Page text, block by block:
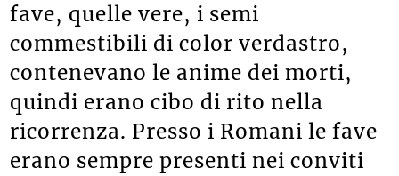
fave, quelle vere, i semi
commestibili di color verdastro,
contenevano le anime dei morti,
quindi erano cibo di rito nella
ricorrenza. Presso i Romani le fave
erano sempre presenti nei conviti